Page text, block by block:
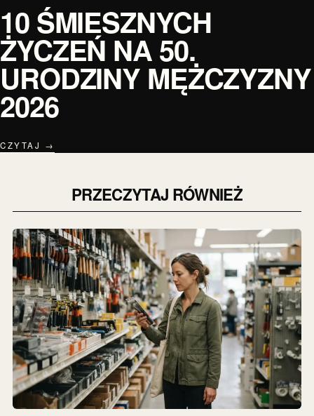
10 ŚMIESZNYCH
ŻYCZEŃ NA 50.
URODZINY MĘŻCZYZNY
2026
CZYTAJ →
PRZECZYTAJ RÓWNIEŻ